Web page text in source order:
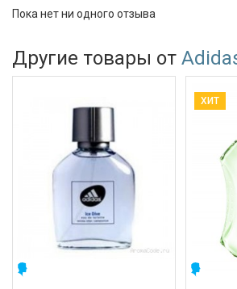
Пока нет ни одного отзыва
Другие товары от
ХИТ